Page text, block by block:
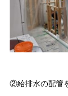
②給排水の配管